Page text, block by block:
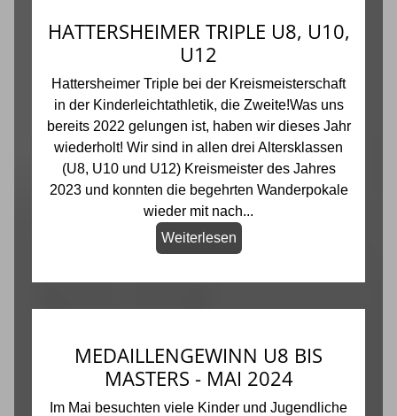
HATTERSHEIMER TRIPLE U8, U10,
U12
Hattersheimer Triple bei der Kreismeisterschaft
in der Kinderleichtathletik, die Zweite!Was uns
bereits 2022 gelungen ist, haben wir dieses Jahr
wiederholt! Wir sind in allen drei Altersklassen
(U8, U10 und U12) Kreismeister des Jahres
2023 und konnten die begehrten Wanderpokale
wieder mit nach...
Weiterlesen
MEDAILLENGEWINN U8 BIS
MASTERS - MAI 2024
Im Mai besuchten viele Kinder und Jugendliche